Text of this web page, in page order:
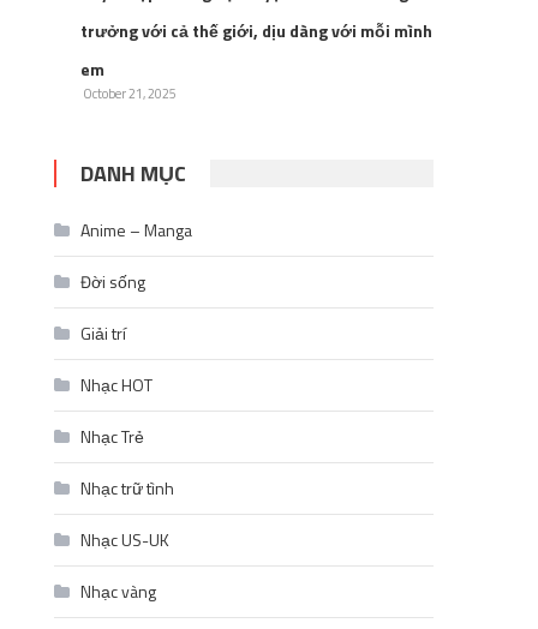
trưởng với cả thế giới, dịu dàng với mỗi mình
em
October 21, 2025
DANH MỤC
Anime – Manga
Đời sống
Giải trí
Nhạc HOT
Nhạc Trẻ
Nhạc trữ tình
Nhạc US-UK
Nhạc vàng